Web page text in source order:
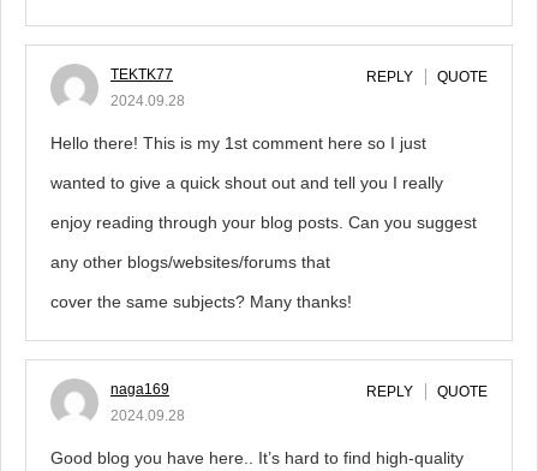
TEKTK77
2024.09.28
REPLY QUOTE
Hello there! This is my 1st comment here so I just
wanted to give a quick shout out and tell you I really
enjoy reading through your blog posts. Can you suggest
any other blogs/websites/forums that
cover the same subjects? Many thanks!
naga169
2024.09.28
REPLY QUOTE
Good blog you have here.. It’s hard to find high-quality